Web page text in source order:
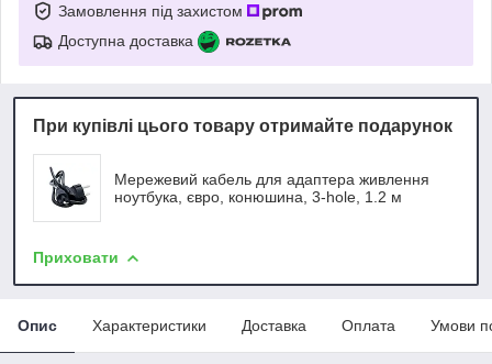
Замовлення під захистом
Доступна доставка
При купівлі цього товару отримайте подарунок
Мережевий кабель для адаптера живлення
ноутбука, євро, конюшина, 3-hole, 1.2 м
Приховати
Опис Характеристики Доставка Оплата Умови